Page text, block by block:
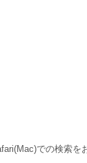
での検索を